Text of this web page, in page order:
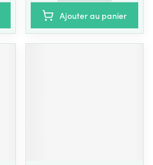
Ajouter au panier